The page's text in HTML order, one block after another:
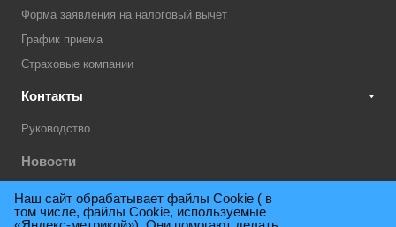
Форма заявления на налоговый вычет
График приема
Страховые компании
Контакты
Руководство
Новости
Техническая поддержка
Наш сайт обрабатывает файлы Cookie ( в
том числе, файлы Cookie, используемые